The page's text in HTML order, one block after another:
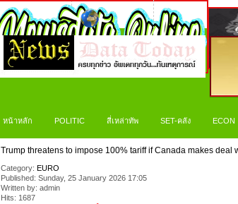
หน้าหลัก POLITIC สี่เหล่าทัพ SET-คลัง ECON
Trump threatens to impose 100% tariff if Canada makes deal
Category: EURO
Published: Sunday, 25 January 2026 17:05
Written by: admin
Hits: 1687